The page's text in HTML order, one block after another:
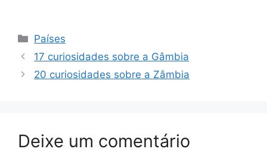
Categorias
Países
17 curiosidades sobre a Gâmbia
20 curiosidades sobre a Zâmbia
Deixe um comentário